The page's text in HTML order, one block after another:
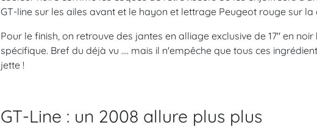
GT-line sur les ailes avant et le hayon et lettrage Peugeot rouge sur la
Pour le finish, on retrouve des jantes en alliage exclusive de 17" en
spécifique. Bref du déjà vu .... mais il n'empêche que tous ces
jette !
GT-Line : un 2008 allure plus plus